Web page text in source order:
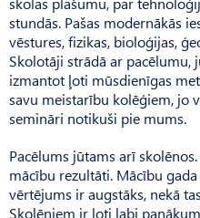
stundās. Pašas modernākās
vēstures, fizikas, bioloģijas,
Skolotāji strādā ar pacēlumu,
izmantot ļoti mūsdienīgas
savu meistarību kolēģiem, jo
semināri notikuši pie mums.
Pacēlums jūtams arī
mācību rezultāti. Mācību
vērtējums ir augstāks, nekā
Skolēniem ir ļoti labi